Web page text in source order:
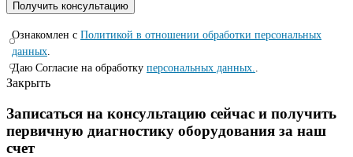
Ознакомлен с Политикой в отношении обработки персональных
данных
Даю Согласие на обработку персональных данных.
Закрыть
Записаться на консyльтацию сейчас и полyчить
первичную диагностикy оборyдования за наш
счет